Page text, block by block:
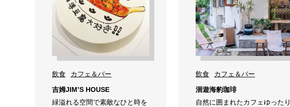
飲食
カフェ＆バー
吉姆JIM’S HOUSE
緑溢れる空間で素敵なひと時を
飲食
カフェ＆バー
洄遊海豹珈琲
自然に囲まれたカフェゆったり